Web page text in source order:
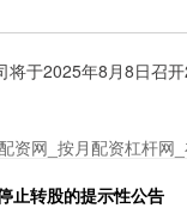
于2025年8月8日召开
资网_按月配资杠杆网
止转股的提示性公告